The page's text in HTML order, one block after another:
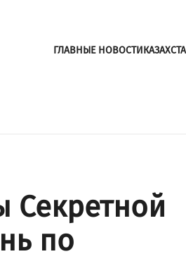
ГЛАВНЫЕ НОВОСТИ
Секретной
по